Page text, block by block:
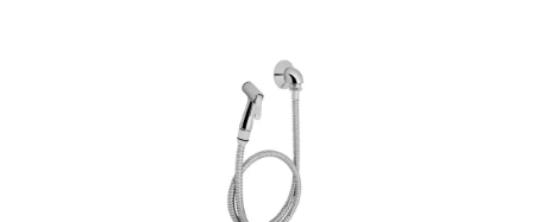
Ver detalhe